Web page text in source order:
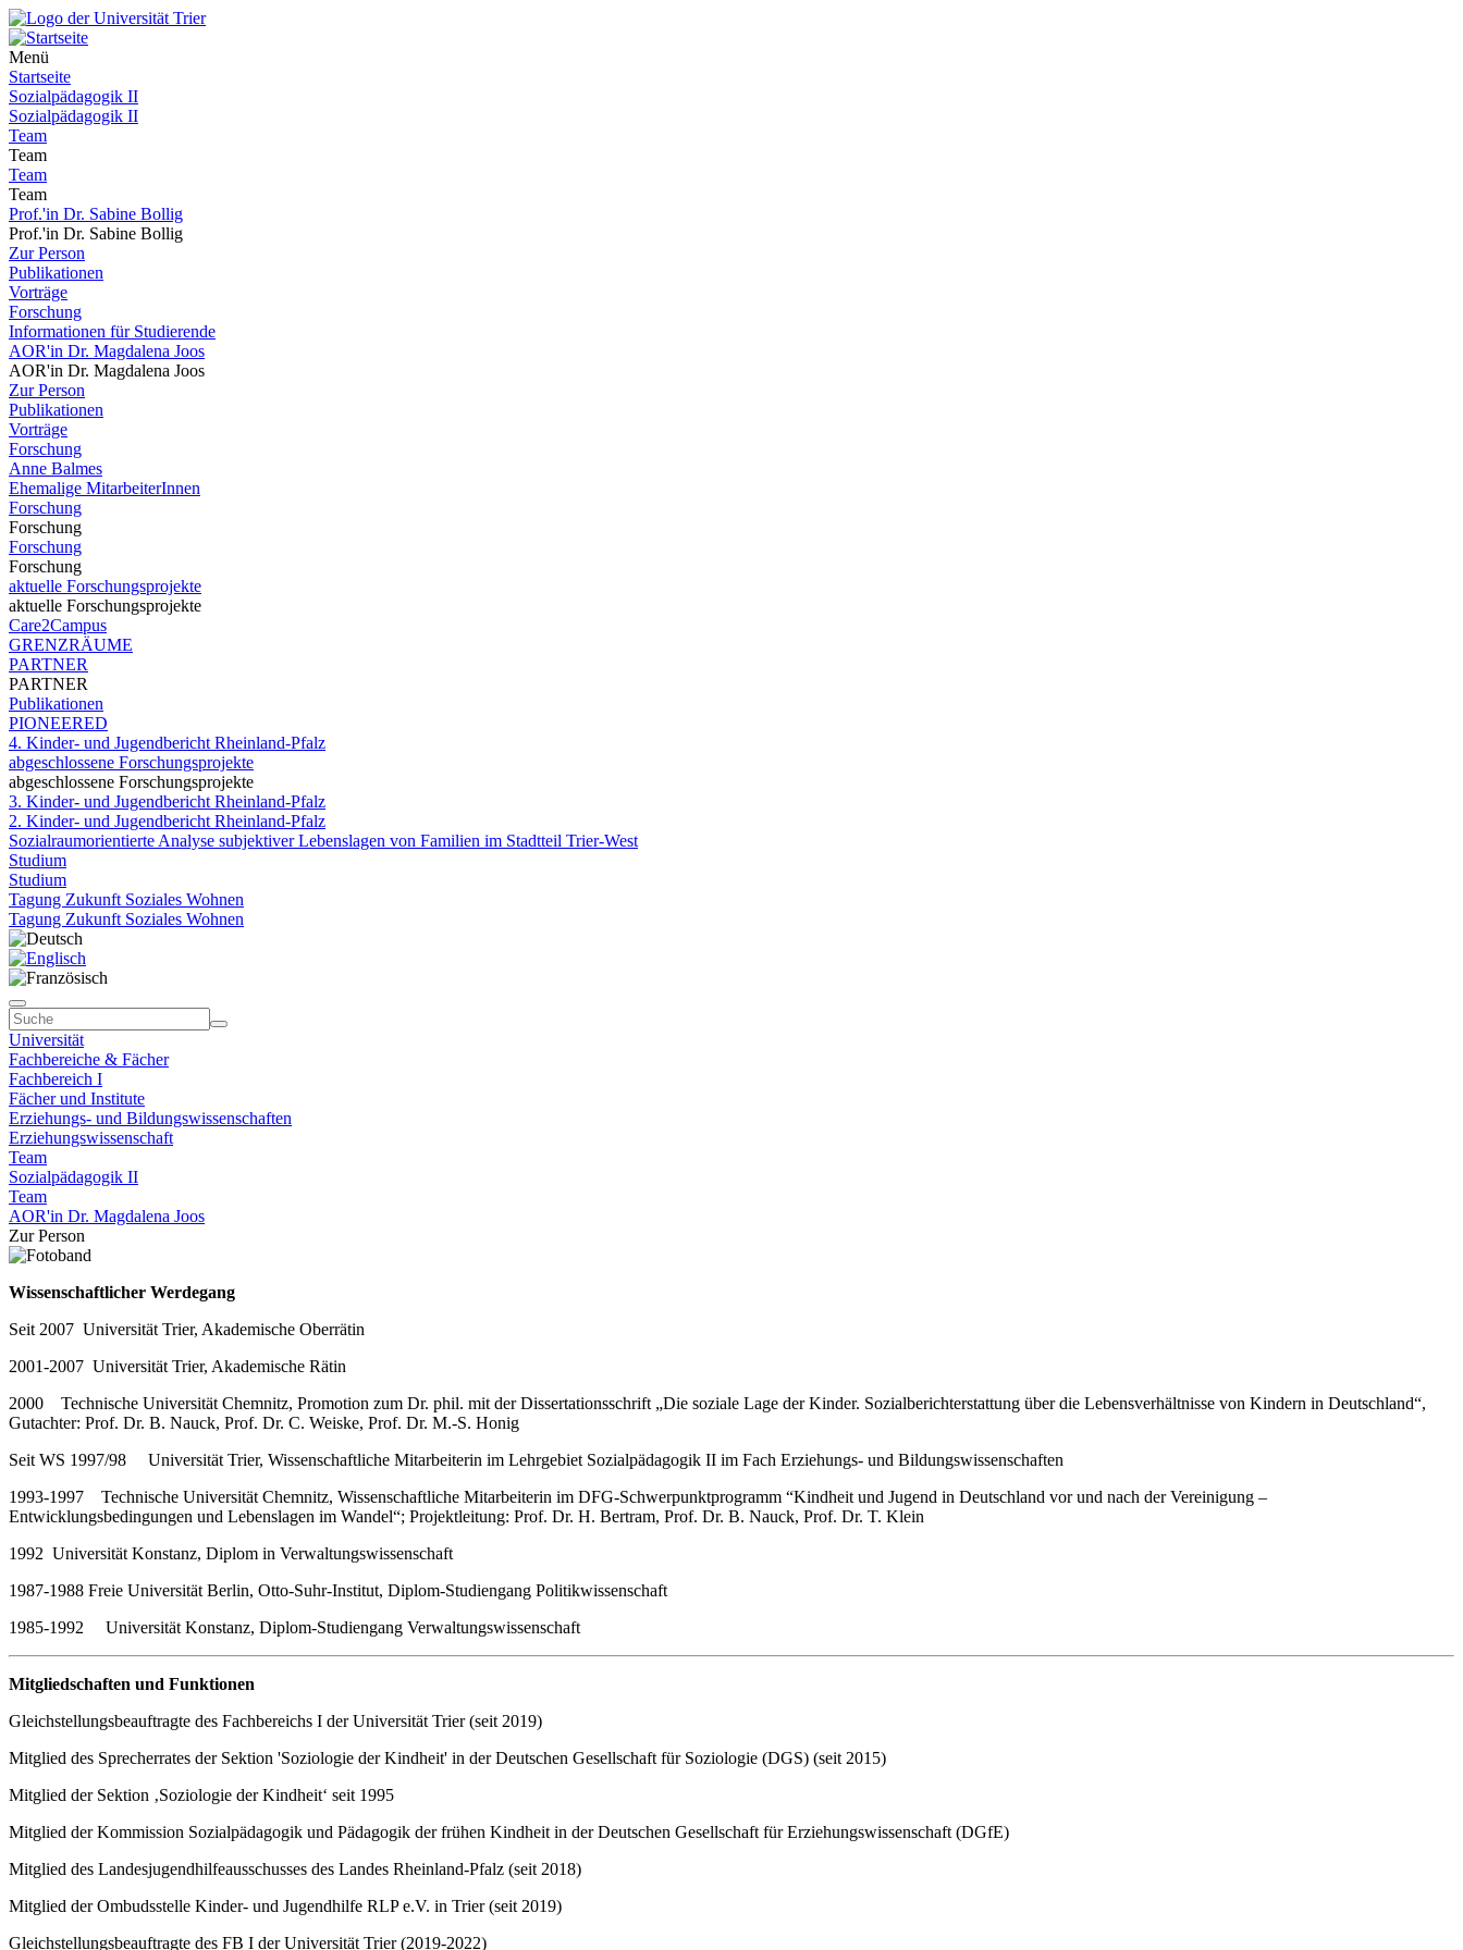
Menü
Startseite
Sozialpädagogik II
Sozialpädagogik II
Team
Team
Team
Team
Prof.'in Dr. Sabine Bollig
Prof.'in Dr. Sabine Bollig
Zur Person
Publikationen
Vorträge
Forschung
Informationen für Studierende
AOR'in Dr. Magdalena Joos
AOR'in Dr. Magdalena Joos
Zur Person
Publikationen
Vorträge
Forschung
Anne Balmes
Ehemalige MitarbeiterInnen
Forschung
Forschung
Forschung
Forschung
aktuelle Forschungsprojekte
aktuelle Forschungsprojekte
Care2Campus
GRENZRÄUME
PARTNER
PARTNER
Publikationen
PIONEERED
4. Kinder- und Jugendbericht Rheinland-Pfalz
abgeschlossene Forschungsprojekte
abgeschlossene Forschungsprojekte
3. Kinder- und Jugendbericht Rheinland-Pfalz
2. Kinder- und Jugendbericht Rheinland-Pfalz
Sozialraumorientierte Analyse subjektiver Lebenslagen von Familien im Stadtteil Trier-West
Studium
Studium
Tagung Zukunft Soziales Wohnen
Tagung Zukunft Soziales Wohnen
Universität
Fachbereiche & Fächer
Fachbereich I
Fächer und Institute
Erziehungs- und Bildungswissenschaften
Erziehungswissenschaft
Team
Sozialpädagogik II
Team
AOR'in Dr. Magdalena Joos
Zur Person
Wissenschaftlicher Werdegang
Seit 2007 Universität Trier, Akademische Oberrätin
2001-2007 Universität Trier, Akademische Rätin
2000 Technische Universität Chemnitz, Promotion zum Dr. phil. mit der Dissertationsschrift „Die soziale Lage der Kinder. Sozialberichterstattung über die Lebensverhältnisse von Kindern in Deutschland“,
Gutachter: Prof. Dr. B. Nauck, Prof. Dr. C. Weiske, Prof. Dr. M.-S. Honig
Seit WS 1997/98 Universität Trier, Wissenschaftliche Mitarbeiterin im Lehrgebiet Sozialpädagogik II im Fach Erziehungs- und Bildungswissenschaften
1993-1997 Technische Universität Chemnitz, Wissenschaftliche Mitarbeiterin im DFG-Schwerpunktprogramm “Kindheit und Jugend in Deutschland vor und nach der Vereinigung –
Entwicklungsbedingungen und Lebenslagen im Wandel“; Projektleitung: Prof. Dr. H. Bertram, Prof. Dr. B. Nauck, Prof. Dr. T. Klein
1992 Universität Konstanz, Diplom in Verwaltungswissenschaft
1987-1988 Freie Universität Berlin, Otto-Suhr-Institut, Diplom-Studiengang Politikwissenschaft
1985-1992 Universität Konstanz, Diplom-Studiengang Verwaltungswissenschaft
Mitgliedschaften und Funktionen
Gleichstellungsbeauftragte des Fachbereichs I der Universität Trier (seit 2019)
Mitglied des Sprecherrates der Sektion 'Soziologie der Kindheit' in der Deutschen Gesellschaft für Soziologie (DGS) (seit 2015)
Mitglied der Sektion ‚Soziologie der Kindheit‘ seit 1995
Mitglied der Kommission Sozialpädagogik und Pädagogik der frühen Kindheit in der Deutschen Gesellschaft für Erziehungswissenschaft (DGfE)
Mitglied des Landesjugendhilfeausschusses des Landes Rheinland-Pfalz (seit 2018)
Mitglied der Ombudsstelle Kinder- und Jugendhilfe RLP e.V. in Trier (seit 2019)
Gleichstellungsbeauftragte des FB I der Universität Trier (2019-2022)